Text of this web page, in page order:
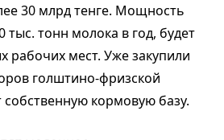
30 млрд тенге. Мощность
тонн молока в год, будет
рабочих мест. Уже закупили
голштино-фризской
кормовую базу.